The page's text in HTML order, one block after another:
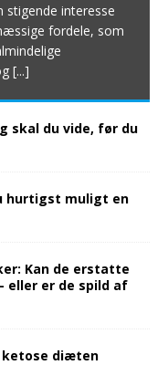
interesse
fordele, som
[...]
skal du vide, før du
hurtigst muligt en
Kan de erstatte
eller er de spild af
ketose diæten